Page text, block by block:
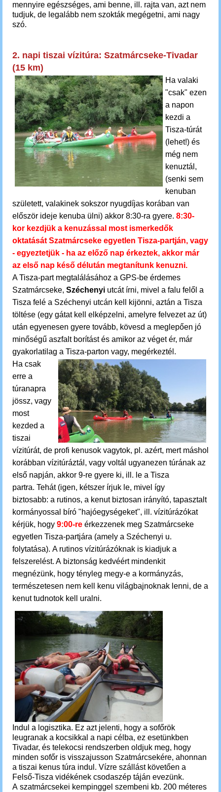
mennyire egészséges, ami benne, ill. rajta van, azt nem
tudjuk, de legalább nem szokták megégetni, ami nagy
szó.
2. napi tiszai vízitúra: Szatmárcseke-Tivadar
(15 km)
Ha valaki
"csak" ezen
a napon
kezdi a
Tisza-túrát
(lehet!) és
még nem
kenuztál,
(senki sem
kenuban
született, valakinek sokszor nyugdíjas korában van
először ideje kenuba ülni) akkor 8:30-ra gyere. 8:30-
kor kezdjük a kenuzással most ismerkedők
oktatását Szatmárcseke egyetlen Tisza-partján, vagy
- egyeztetjük - ha az előző nap érkeztek, akkor már
az első nap késő délután megtanítunk kenuzni.
A Tisza-part megtalálásához a GPS-be érdemes
Szatmárcseke, Széchenyi utcát írni, mivel a falu felől a
Tisza felé a Széchenyi utcán kell kijönni, aztán a Tisza
töltése (egy gátat kell elképzelni, amelyre felvezet az út)
után egyenesen gyere tovább, kövesd a meglepően jó
minőségű aszfalt borítást és amikor az véget ér, már
gyakorlatilag a Tisza-parton vagy, megérkeztél.
Ha csak
erre a
túranapra
jössz, vagy
most
kezded a
tiszai
vízitúrát, de profi kenusok vagytok, pl. azért, mert máshol
korábban vízitúráztál, vagy voltál ugyanezen túrának az
első napján, akkor 9-re gyere ki, ill. le a Tisza
partra. Tehát (igen, kétszer írjuk le, mivel így
biztosabb: a rutinos, a kenut biztosan irányító, tapasztalt
kormányossal bíró "hajóegységeket", ill. vízitúrázókat
kérjük, hogy 9:00-re érkezzenek meg Szatmárcseke
egyetlen Tisza-partjára (amely a Széchenyi u.
folytatása). A rutinos vízitúrázóknak is kiadjuk a
felszerelést. A biztonság kedvéért mindenkit
megnézünk, hogy tényleg megy-e a kormányzás,
természetesen nem kell kenu világbajnoknak lenni, de a
kenut tudnotok kell uralni.
Indul a logisztika. Ez azt jelenti, hogy a sofőrök
leugranak a kocsikkal a napi célba, ez esetünkben
Tivadar, és telekocsi rendszerben oldjuk meg, hogy
minden sofőr is visszajusson Szatmárcsekére, ahonnan
a tiszai kenus túra indul. Vízre szállást követően a
Felső-Tisza vidékének csodaszép táján evezünk.
A szatmárcsekei kempinggel szembeni kb. 200 méteres